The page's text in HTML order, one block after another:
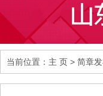
当前位置： 主 页 > 简章